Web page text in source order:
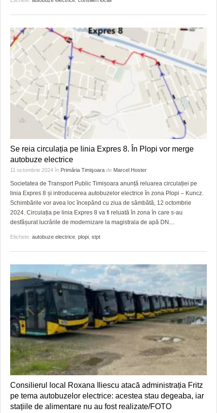
Se reia circulația pe linia Expres 8. În Plopi vor merge
autobuze electrice
11 octombrie 2024 în Primăria Timişoara de Marcel Hoster
Societatea de Transport Public Timișoara anunță reluarea circulației pe
linia Expres 8 și introducerea autobuzelor electrice în zona Plopi – Kuncz.
Schimbările vor avea loc începând cu ziua de sâmbătă, 12 octombrie
2024. Circulația pe linia Expres 8 va fi reluată în zona în care s-au
desfășurat lucrările de modernizare la magistrala de apă DN
Etichete: autobuze electrice plopi stpt
Consilierul local Roxana Iliescu atacă administrația Fritz
pe tema autobuzelor electrice: acestea stau degeaba, iar
stațiile de alimentare nu au fost realizate/FOTO